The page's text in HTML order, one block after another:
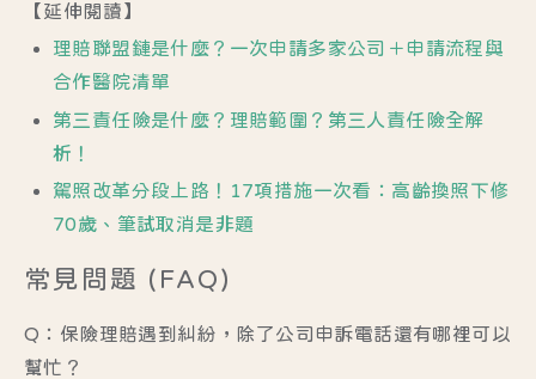
【延伸閱讀】
理賠聯盟鏈是什麼？一次申請多家公司＋申請流程與
合作醫院清單
第三責任險是什麼？理賠範圍？第三人責任險全解
析！
駕照改革分段上路！17項措施一次看：高齡換照下修
70歲、筆試取消是非題
常見問題 (FAQ)
Q：保險理賠遇到糾紛，除了公司申訴電話還有哪裡可以
幫忙？